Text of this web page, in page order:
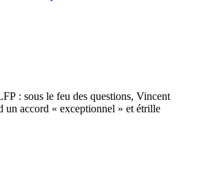
: sous le feu des questions, Vincent
un accord « exceptionnel » et étrille